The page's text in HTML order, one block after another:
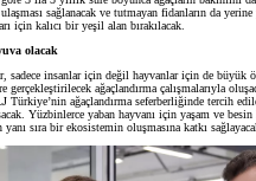
ulaşması sağlanacak ve tutmayan fidanların da
için kalıcı bir yeşil alan bırakılacak.
olacak
sadece insanlar için değil hayvanlar için de büyük
gerçekleştirilecek ağaçlandırma çalışmalarıyla
Türkiye’nin ağaçlandırma seferberliğinde tercih
Yüzbinlerce yaban hayvanı için yaşam ve
yanı sıra bir ekosistemin oluşmasına katkı